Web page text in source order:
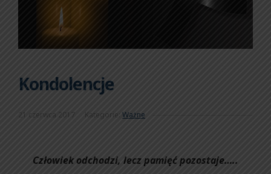
Kondolencje
21 czerwca 2017 Kategorie: Ważne
Człowiek odchodzi, lecz pamięć pozostaje…..